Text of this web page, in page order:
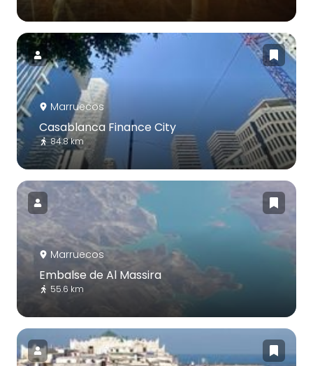
Marruecos
Casablanca Finance City
84.8 km
Marruecos
Embalse de Al Massira
55.6 km